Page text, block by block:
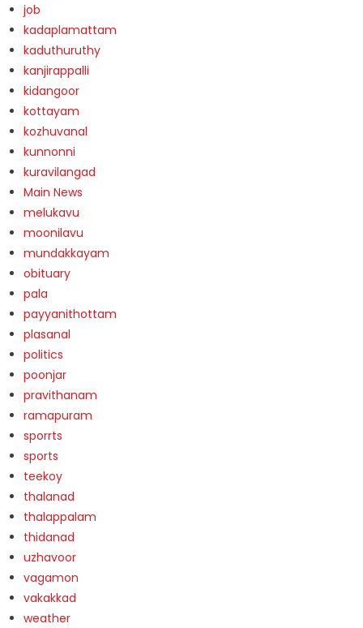
job
kadaplamattam
kaduthuruthy
kanjirappalli
kidangoor
kottayam
kozhuvanal
kunnonni
kuravilangad
Main News
melukavu
moonilavu
mundakkayam
obituary
pala
payyanithottam
plasanal
politics
poonjar
pravithanam
ramapuram
sporrts
sports
teekoy
thalanad
thalappalam
thidanad
uzhavoor
vagamon
vakakkad
weather